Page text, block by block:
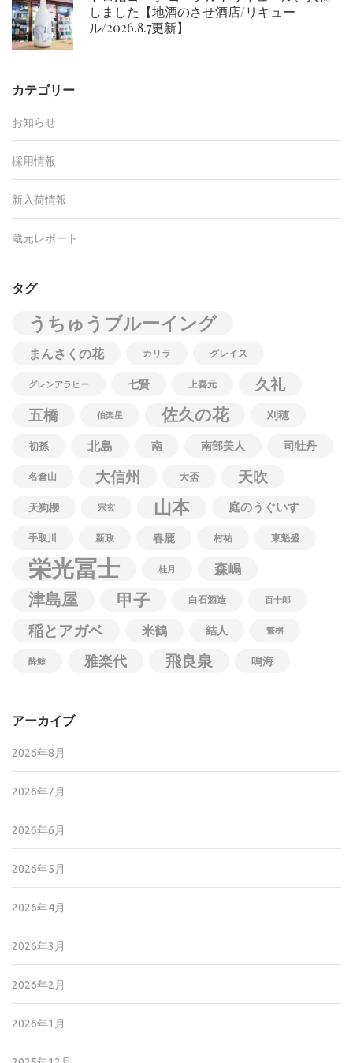
しました【地酒のさせ酒店/リキュー
ル/2026.8.7更新】
カテゴリー
お知らせ
採用情報
新入荷情報
蔵元レポート
タグ
うちゅうブルーイング
まんさくの花 カリラ グレイス
グレンアラヒー 七賢 上喜元
久礼
五橋
伯楽星 佐久の花 刈穂
初孫 北島 南 南部美人 司牡丹
名倉山 大信州 大盃 天吹
天狗櫻 宗玄 山本 庭のうぐいす
手取川 新政 春鹿 村祐 東魁盛
栄光冨士 桂月 森嶋
津島屋 甲子 白石酒造 百十郎
稲とアガベ 米鶴 結人 繁桝
酔鯨 雅楽代 飛良泉 鳴海
アーカイブ
2026年8月
2026年7月
2026年6月
2026年5月
2026年4月
2026年3月
2026年2月
2026年1月